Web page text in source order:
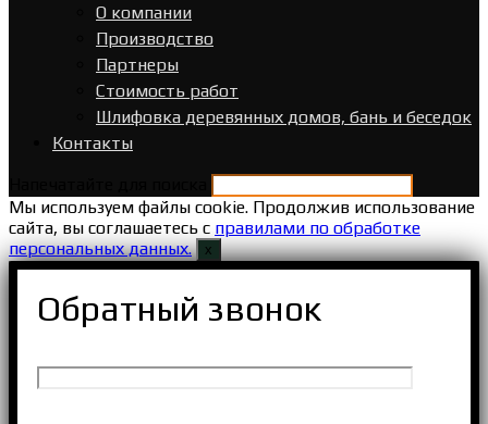
О компании
Производство
Партнеры
Стоимость работ
Шлифовка деревянных домов, бань и беседок
Контакты
Мы используем файлы cookie. Продолжив использование
сайта, вы соглашаетесь с правилами по обработке
персональных данных.
х
Обратный звонок